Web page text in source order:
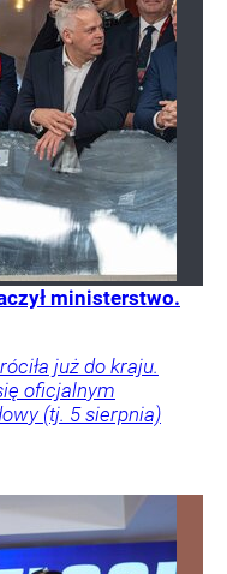
ministerstwo.
już do kraju.
oficjalnym
(tj. 5 sierpnia)